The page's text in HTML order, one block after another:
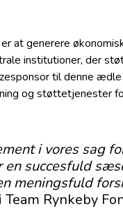
at generere
institutioner, der
til denne
og støttetjenester
i vores sag
succesfuld
meningsfuld
Rynkeby